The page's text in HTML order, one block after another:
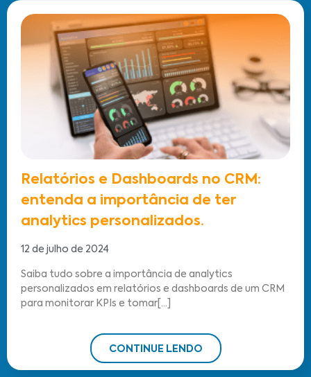
Relatórios e Dashboards no CRM:
entenda a importância de ter
analytics personalizados.
12 de julho de 2024
Saiba tudo sobre a importância de analytics
personalizados em relatórios e dashboards de um CRM
para monitorar KPIs e tomar[...]
CONTINUE LENDO